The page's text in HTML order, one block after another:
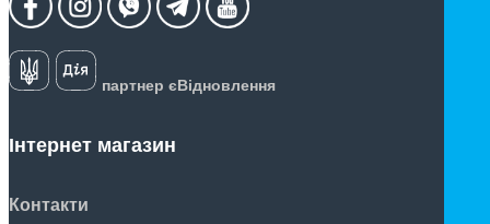
партнер єВідновлення
Інтернет магазин
Контакти